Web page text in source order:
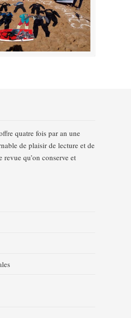
quatre fois par an une
de plaisir de lecture et de
revue qu’on conserve et